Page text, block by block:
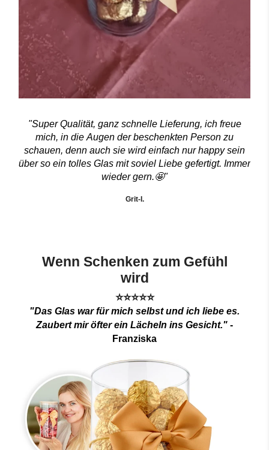
"Super Qualität, ganz schnelle Lieferung, ich freue
mich, in die Augen der beschenkten Person zu
schauen, denn auch sie wird einfach nur happy sein
über so ein tolles Glas mit soviel Liebe gefertigt. Immer
wieder gern.🤩"
Grit-I.
Wenn Schenken zum Gefühl
wird
⭐⭐⭐⭐⭐
"Das Glas war für mich selbst und ich liebe es.
Zaubert mir öfter ein Lächeln ins Gesicht." -
Franziska